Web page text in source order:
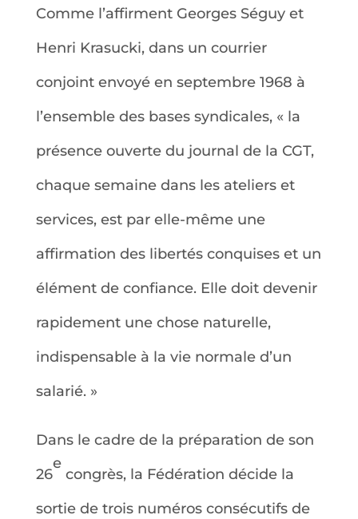
Comme l’affirment Georges Séguy et
Henri Krasucki, dans un courrier
conjoint envoyé en septembre 1968 à
l’ensemble des bases syndicales, « la
présence ouverte du journal de la CGT,
chaque semaine dans les ateliers et
services, est par elle-même une
affirmation des libertés conquises et un
élément de confiance. Elle doit devenir
rapidement une chose naturelle,
indispensable à la vie normale d’un
salarié. »
Dans le cadre de la préparation de son
26
e
congrès, la Fédération décide la
sortie de trois numéros consécutifs de